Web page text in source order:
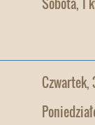
Czwartek,